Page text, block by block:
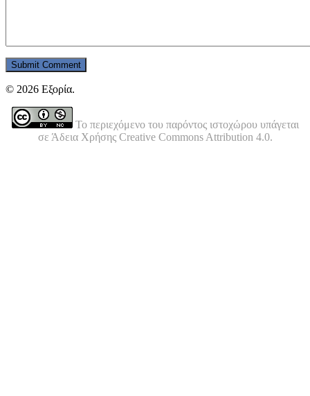
© 2026 Εξορία.
Το περιεχόμενο του παρόντος ιστοχώρου υπάγεται
σε Άδεια Χρήσης Creative Commons Attribution 4.0.